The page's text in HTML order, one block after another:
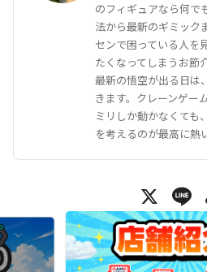
のフィギュアなら何で
法から最新のギミック
センで困っている人を
たくなってしまうお節
最新の悟空が出る日は
きます。クレーンゲー
ミリしか動かなくても
を考えるのが最高に熱
X